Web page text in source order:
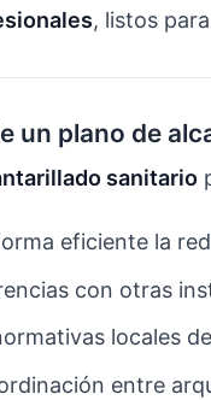
, listos
un plano de
sanitario
eficiente la
con otras
locales
entre